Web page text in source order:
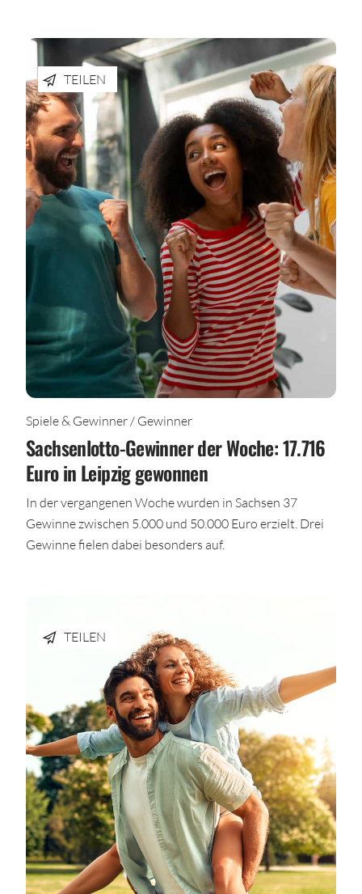
TEILEN
Spiele & Gewinner / Gewinner
Sachsenlotto-Gewinner der Woche: 17.716
Euro in Leipzig gewonnen
In der vergangenen Woche wurden in Sachsen 37
Gewinne zwischen 5.000 und 50.000 Euro erzielt. Drei
Gewinne fielen dabei besonders auf.
TEILEN